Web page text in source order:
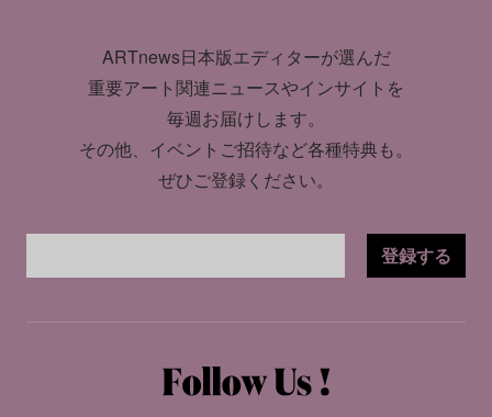
ARTnews日本版エディターが選んだ
重要アート関連ニュースやインサイトを
毎週お届けします。
その他、イベントご招待など各種特典も。
ぜひご登録ください。
登録する